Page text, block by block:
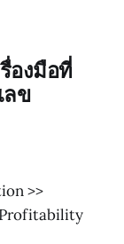
องมือที่
ลข
>>
Profitability